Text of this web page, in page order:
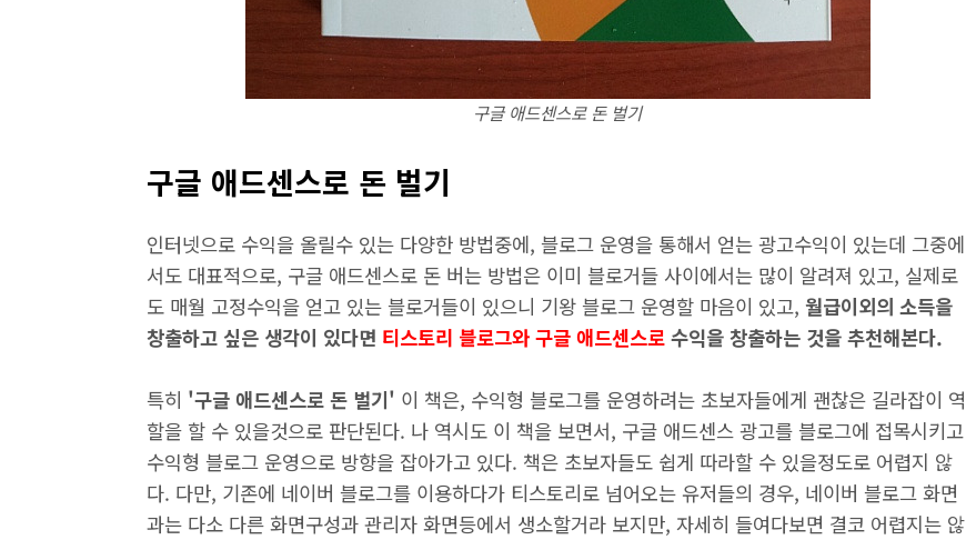
구글 애드센스로 돈 벌기
구글 애드센스로 돈 벌기
인터넷으로 수익을 올릴수 있는 다양한 방법중에, 블로그 운영을 통해서 얻는 광고수익이 있는데 그중에
서도 대표적으로, 구글 애드센스로 돈 버는 방법은 이미 블로거들 사이에서는 많이 알려져 있고, 실제로
도 매월 고정수익을 얻고 있는 블로거들이 있으니 기왕 블로그 운영할 마음이 있고, 월급이외의 소득을
창출하고 싶은 생각이 있다면 티스토리 블로그와 구글 애드센스로 수익을 창출하는 것을 추천해본다.
특히 '구글 애드센스로 돈 벌기' 이 책은, 수익형 블로그를 운영하려는 초보자들에게 괜찮은 길라잡이 역
할을 할 수 있을것으로 판단된다. 나 역시도 이 책을 보면서, 구글 애드센스 광고를 블로그에 접목시키고
수익형 블로그 운영으로 방향을 잡아가고 있다. 책은 초보자들도 쉽게 따라할 수 있을정도로 어렵지 않
다. 다만, 기존에 네이버 블로그를 이용하다가 티스토리로 넘어오는 유저들의 경우, 네이버 블로그 화면
과는 다소 다른 화면구성과 관리자 화면등에서 생소할거라 보지만, 자세히 들여다보면 결코 어렵지는 않